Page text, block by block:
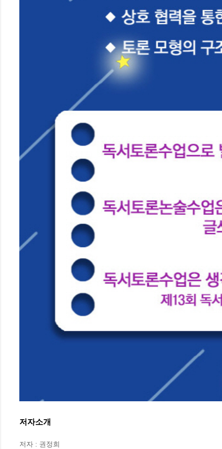
저자소개
저자 : 권정희